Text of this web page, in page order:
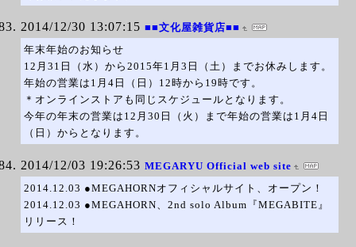
2014/12/30 13:07:15 ■■文化屋雑貨店■■
年末年始のお知らせ
12月31日（水）から2015年1月3日（土）までお休みします。
年始の営業は1月4日（日）12時から19時です。
＊オンラインストアも同じスケジュールとなります。
今年の年末の営業は12月30日（火）まで年始の営業は1月4日
（日）からとなります。
2014/12/03 19:26:53 MEGARYU Official web site
2014.12.03 ●MEGAHORNオフィシャルサイト、オープン！
2014.12.03 ●MEGAHORN、2nd solo Album『MEGABITE』
リリース！